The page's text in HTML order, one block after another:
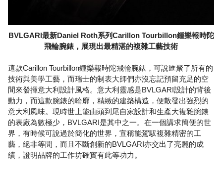
BVLGARI最新Daniel Roth系列Carillon Tourbillon鍾樂報時陀
飛輪腕錶，展現出最精湛的複雜工藝技術
這款Carillon Tourbillon鍾樂報時陀飛輪腕錶，可說匯聚了所有的
技術與美學工藝，而瑞士的制表大師們亦沒忘記預留充足的空
間來發揮意大利設計風格。意大利靈感是BVLGARI設計的背後
動力，而這款腕錶的輪廓，精緻的建築構造，便散發出強烈的
意大利風味。現時世上能由頭到尾自家設計和生產大複雜腕錶
的表廠為數極少，BVLGARI是其中之一。在一個講求簡便的世
界，有時候可說過於簡化的世界，宣稱能駕馭複雜精密的工
藝，絕非等閒，而且不斷創新的BVLGARI亦交出了亮麗的成
績，證明品牌的工作坊確實有此等功力。